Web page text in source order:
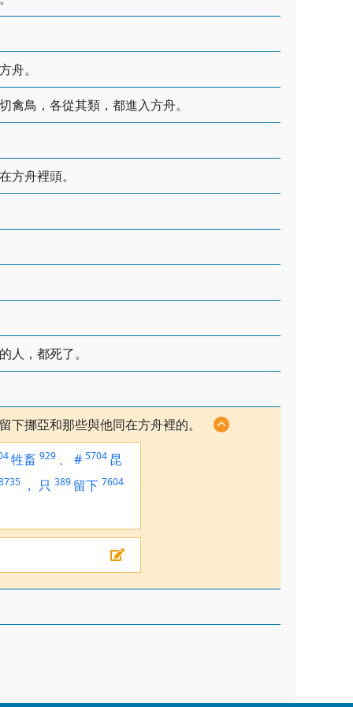
舟。
鳥，各從其類，都進入方舟。
舟裡頭。
，都死了。
挪亞和那些與他同在方舟裡的。
牲畜 929 、 # 5704 昆
， 只 389 留下 7604